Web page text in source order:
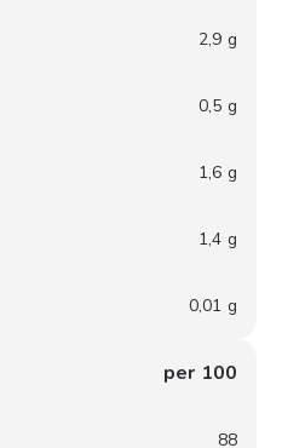
2,9 g
0,5 g
1,6 g
1,4 g
0,01 g
per 100
88